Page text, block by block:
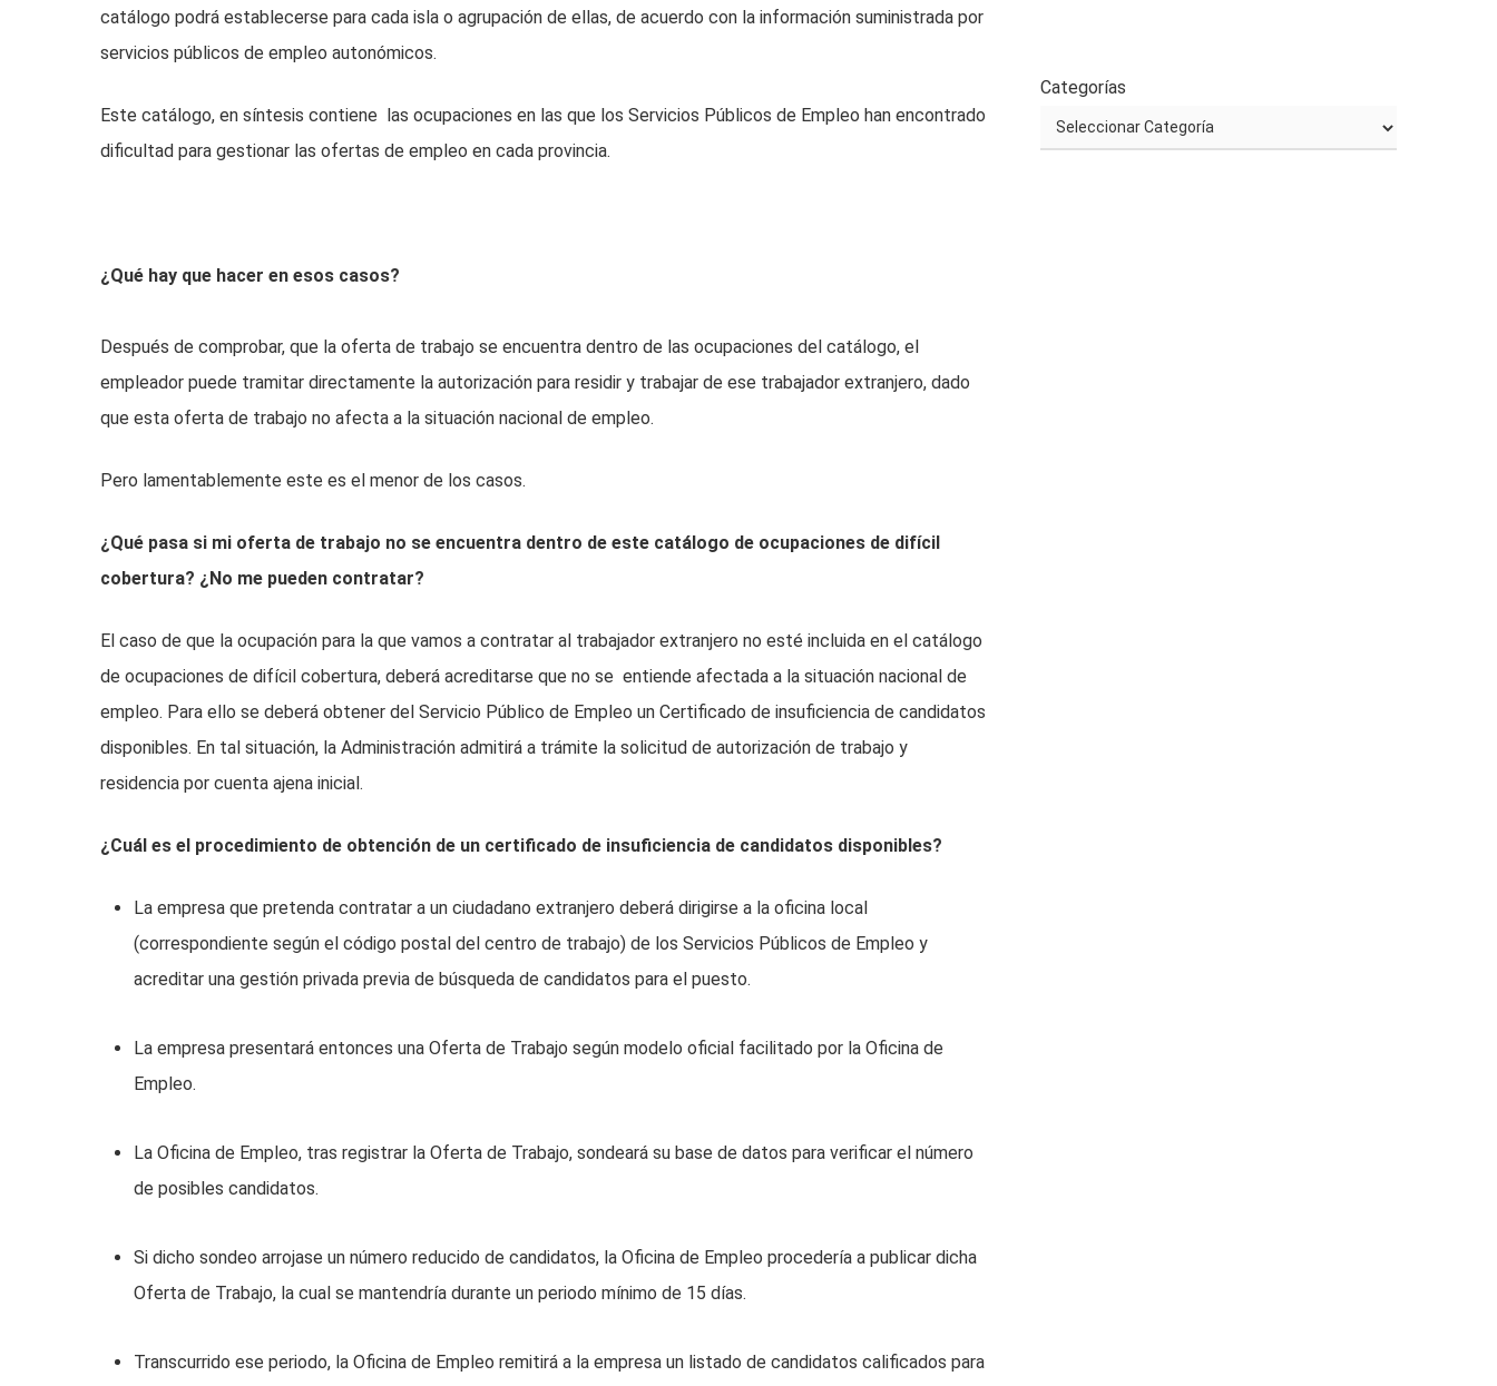
catálogo podrá establecerse para cada isla o agrupación de ellas, de acuerdo con la información suministrada por
servicios públicos de empleo autonómicos.
Este catálogo, en síntesis contiene las ocupaciones en las que los Servicios Públicos de Empleo han encontrado
dificultad para gestionar las ofertas de empleo en cada provincia.
¿Qué hay que hacer en esos casos?
Después de comprobar, que la oferta de trabajo se encuentra dentro de las ocupaciones del catálogo, el
empleador puede tramitar directamente la autorización para residir y trabajar de ese trabajador extranjero, dado
que esta oferta de trabajo no afecta a la situación nacional de empleo.
Pero lamentablemente este es el menor de los casos.
¿Qué pasa si mi oferta de trabajo no se encuentra dentro de este catálogo de ocupaciones de difícil
cobertura? ¿No me pueden contratar?
El caso de que la ocupación para la que vamos a contratar al trabajador extranjero no esté incluida en el catálogo
de ocupaciones de difícil cobertura, deberá acreditarse que no se entiende afectada a la situación nacional de
empleo. Para ello se deberá obtener del Servicio Público de Empleo un Certificado de insuficiencia de candidatos
disponibles. En tal situación, la Administración admitirá a trámite la solicitud de autorización de trabajo y
residencia por cuenta ajena inicial.
¿Cuál es el procedimiento de obtención de un certificado de insuficiencia de candidatos disponibles?
La empresa que pretenda contratar a un ciudadano extranjero deberá dirigirse a la oficina local
(correspondiente según el código postal del centro de trabajo) de los Servicios Públicos de Empleo y
acreditar una gestión privada previa de búsqueda de candidatos para el puesto.
La empresa presentará entonces una Oferta de Trabajo según modelo oficial facilitado por la Oficina de
Empleo.
La Oficina de Empleo, tras registrar la Oferta de Trabajo, sondeará su base de datos para verificar el número
de posibles candidatos.
Si dicho sondeo arrojase un número reducido de candidatos, la Oficina de Empleo procedería a publicar dicha
Oferta de Trabajo, la cual se mantendría durante un periodo mínimo de 15 días.
Transcurrido ese periodo, la Oficina de Empleo remitirá a la empresa un listado de candidatos calificados para
Categorías